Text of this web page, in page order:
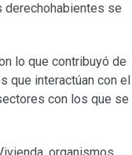
derechohabientes se
lo que contribuyó de
que interactúan con el
con los que se